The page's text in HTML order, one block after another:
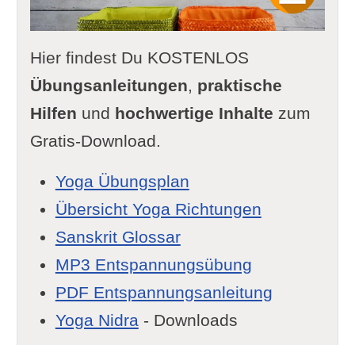
Hier findest Du KOSTENLOS
Übungsanleitungen, praktische
Hilfen und hochwertige Inhalte zum
Gratis-Download.
Yoga Übungsplan
Übersicht Yoga Richtungen
Sanskrit Glossar
MP3 Entspannungsübung
PDF Entspannungsanleitung
Yoga Nidra- Downloads